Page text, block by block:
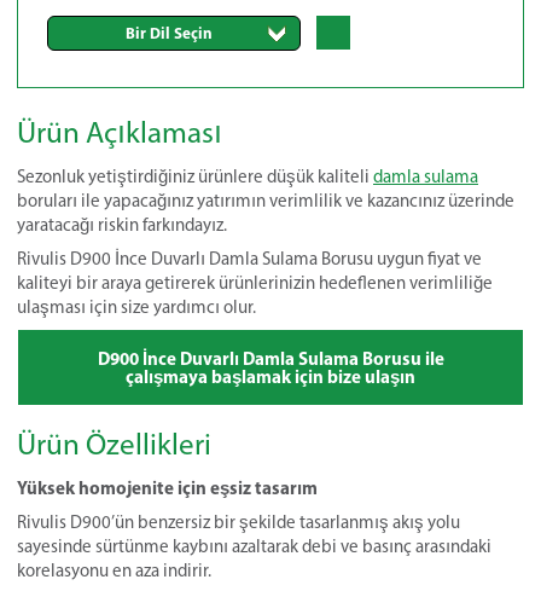
Bir Dil Seçin
Ürün Açıklaması
Sezonluk yetiştirdiğiniz ürünlere düşük kaliteli damla sulama
boruları ile yapacağınız yatırımın verimlilik ve kazancınız üzerinde
yaratacağı riskin farkındayız.
Rivulis D900 İnce Duvarlı Damla Sulama Borusu uygun fiyat ve
kaliteyi bir araya getirerek ürünlerinizin hedeflenen verimliliğe
ulaşması için size yardımcı olur.
D900 İnce Duvarlı Damla Sulama Borusu ile
çalışmaya başlamak için bize ulaşın
Ürün Özellikleri
Yüksek homojenite için eşsiz tasarım
Rivulis D900’ün benzersiz bir şekilde tasarlanmış akış yolu
sayesinde sürtünme kaybını azaltarak debi ve basınç arasındaki
korelasyonu en aza indirir.